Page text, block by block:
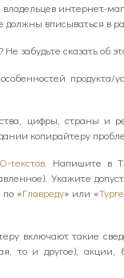
интернет-
должны вписываться в
забудьте сказать об
цифры, страны и
копирайтеру
текстов . Напишите в
Укажите
«Главреду» или «
включают такие
то и другое), акции,